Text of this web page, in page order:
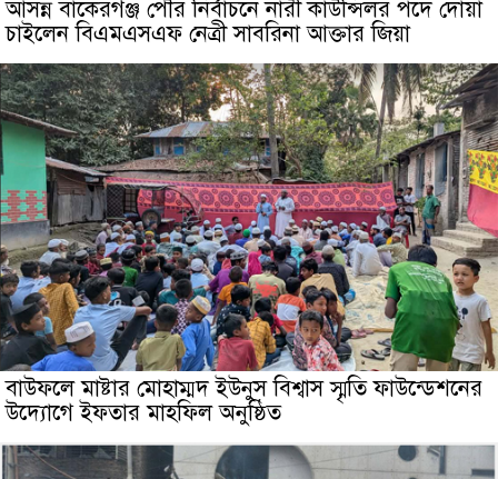
আসন্ন বাকেরগঞ্জ পৌর নির্বাচনে নারী কাউন্সিলর পদে দোয়া
চাইলেন বিএমএসএফ নেত্রী সাবরিনা আক্তার জিয়া
বাউফলে মাষ্টার মোহাম্মদ ইউনুস বিশ্বাস স্মৃতি ফাউন্ডেশনের
উদ্যােগে ইফতার মাহফিল অনুষ্ঠিত